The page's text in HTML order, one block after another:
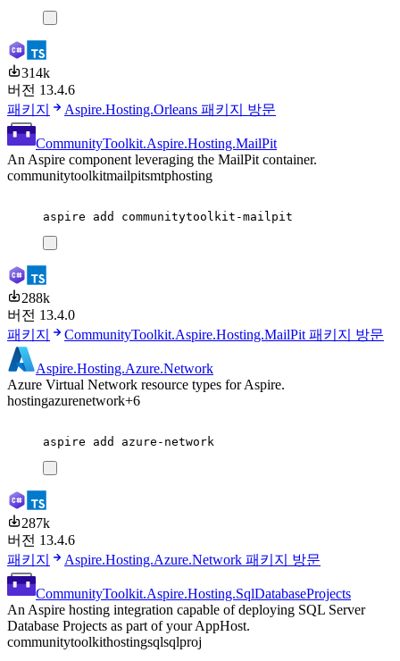
314k
버전 13.4.6
패키지
Aspire.Hosting.Orleans 패키지 방문
CommunityToolkit.Aspire.Hosting.MailPit
An Aspire component leveraging the MailPit container.
communitytoolkitmailpitsmtphosting
aspire add communitytoolkit-mailpit
288k
버전 13.4.0
패키지
CommunityToolkit.Aspire.Hosting.MailPit 패키지 방문
Aspire.Hosting.Azure.Network
Azure Virtual Network resource types for Aspire.
hostingazurenetwork+6
aspire add azure-network
287k
버전 13.4.6
패키지
Aspire.Hosting.Azure.Network 패키지 방문
CommunityToolkit.Aspire.Hosting.SqlDatabaseProjects
An Aspire hosting integration capable of deploying SQL Server
Database Projects as part of your AppHost.
communitytoolkithostingsqlsqlproj